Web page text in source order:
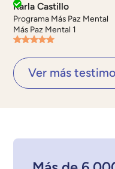
Karla Castillo
Programa Más Paz Mental
Más Paz Mental 1
Ver más